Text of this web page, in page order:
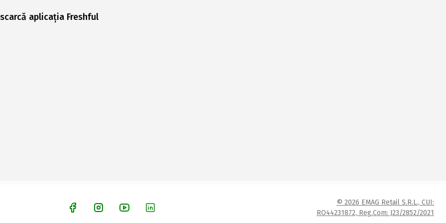
aplicația Freshful
© 2026 EMAG Retail S.R.L., CUI:
RO44231872, Reg.Com: J23/2852/2021